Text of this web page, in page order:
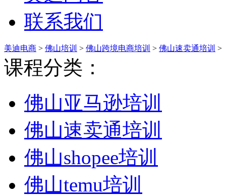
联系我们
美迪电商 > 佛山培训 > 佛山跨境电商培训 > 佛山速卖通培训 >
课程分类：
佛山亚马逊培训
佛山速卖通培训
佛山shopee培训
佛山temu培训